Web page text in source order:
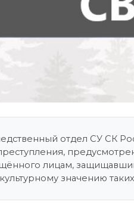
отдел СУ СК
лицам,
значению